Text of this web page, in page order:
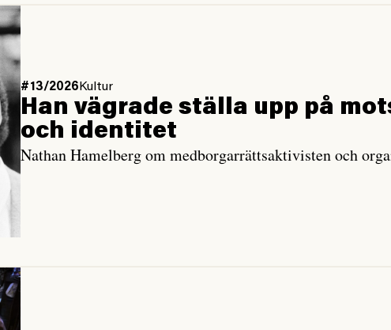
#13/2026 Kultur
Han vägrade ställa upp på
och identitet
Nathan Hamelberg om medborgarrättsaktivisten och